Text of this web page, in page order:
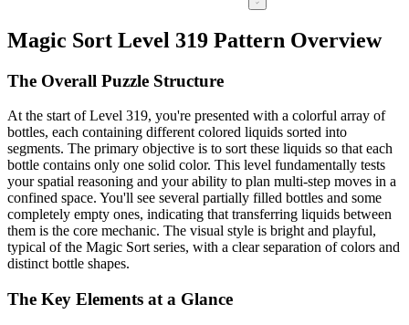
Magic Sort Level 319 Pattern Overview
The Overall Puzzle Structure
At the start of Level 319, you're presented with a colorful array of
bottles, each containing different colored liquids sorted into
segments. The primary objective is to sort these liquids so that each
bottle contains only one solid color. This level fundamentally tests
your spatial reasoning and your ability to plan multi-step moves in a
confined space. You'll see several partially filled bottles and some
completely empty ones, indicating that transferring liquids between
them is the core mechanic. The visual style is bright and playful,
typical of the Magic Sort series, with a clear separation of colors and
distinct bottle shapes.
The Key Elements at a Glance